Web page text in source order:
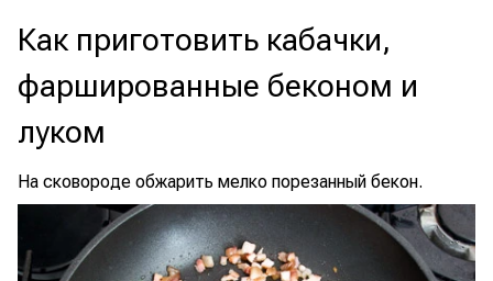
Как приготовить кабачки,
фаршированные беконом и
луком
На сковороде обжарить мелко порезанный бекон.